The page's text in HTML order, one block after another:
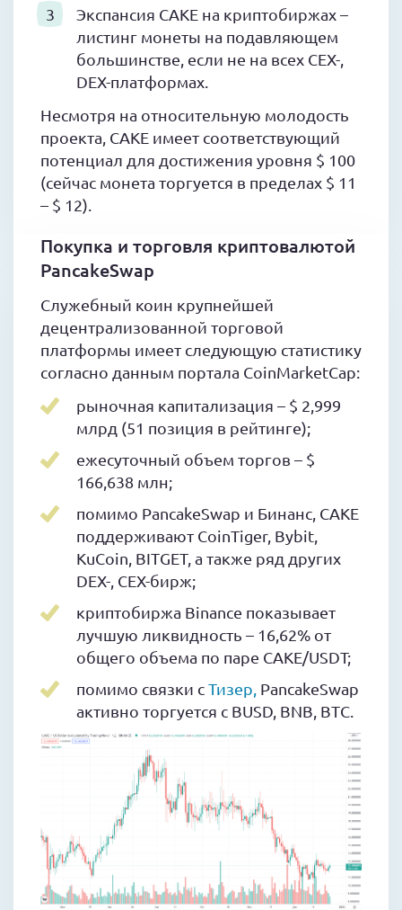
Экспансия CAKE на криптобиржах –
листинг монеты на подавляющем
большинстве, если не на всех CEX-,
DEX-платформах.
Несмотря на относительную молодость
проекта, CAKE имеет соответствующий
потенциал для достижения уровня $ 100
(сейчас монета торгуется в пределах $ 11
– $ 12).
Покупка и торговля криптовалютой
PancakeSwap
Служебный коин крупнейшей
децентрализованной торговой
платформы имеет следующую статистику
согласно данным портала CoinMarketCap:
рыночная капитализация – $ 2,999
млрд (51 позиция в рейтинге);
ежесуточный объем торгов – $
166,638 млн;
помимо PancakeSwap и Бинанс, CAKE
поддерживают CoinTiger, Bybit,
KuCoin, BITGET, а также ряд других
DEX-, CEX-бирж;
криптобиржа Binance показывает
лучшую ликвидность – 16,62% от
общего объема по паре CAKE/USDT;
помимо связки сТизер, PancakeSwap
активно торгуется с BUSD, BNB, BTC.